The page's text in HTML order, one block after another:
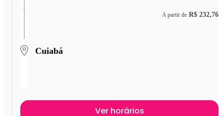
Cuiabá
A partir de R$ 232,76
Ver horários